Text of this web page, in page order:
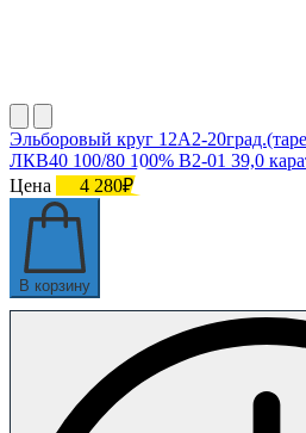
Эльборовый круг 12А2-
ЛКВ40 100/80 100% В2-01 39,0
Цена
4 280₽
В корзину